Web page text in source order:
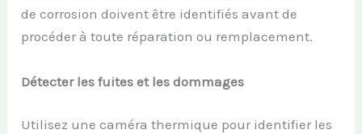
de corrosion doivent être identifiés avant de
procéder à toute réparation ou remplacement.
Détecter les fuites et les dommages
Utilisez une caméra thermique pour identifier les